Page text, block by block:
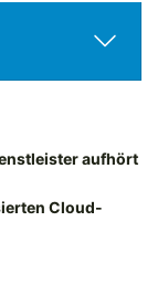
aufhört
Cloud-